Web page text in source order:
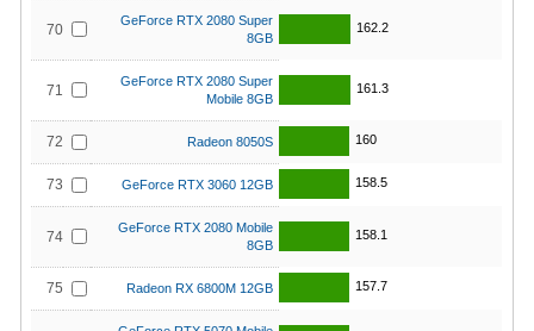
70
GeForce RTX 2080 Super
8GB
162.2
71
GeForce RTX 2080 Super
Mobile 8GB
161.3
72 Radeon 8050S 160
73 GeForce RTX 3060 12GB 158.5
74
GeForce RTX 2080 Mobile
8GB
158.1
75 Radeon RX 6800M 12GB 157.7